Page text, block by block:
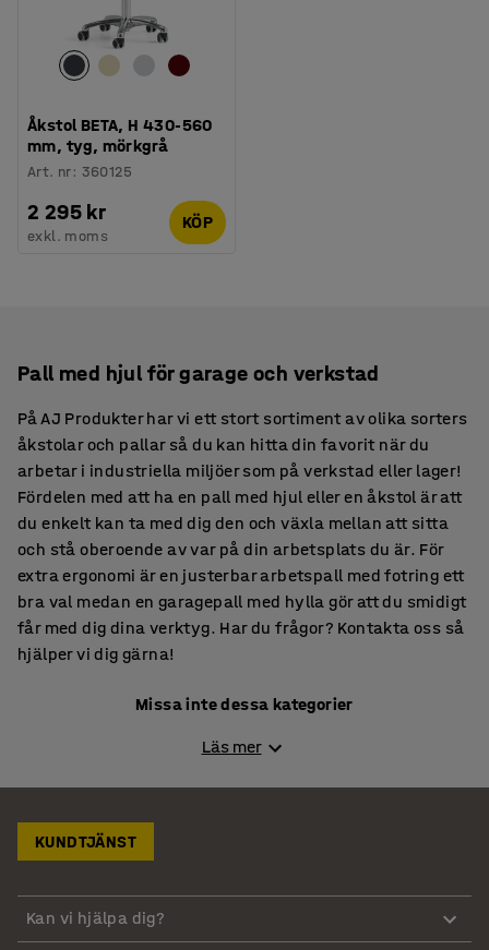
Åkstol BETA, H 430-560
mm, tyg, mörkgrå
Art. nr: 360125
2 295 kr
exkl. moms
KÖP
Pall med hjul för garage och verkstad
På AJ Produkter har vi ett stort sortiment av olika sorters
åkstolar och pallar så du kan hitta din favorit när du
arbetar i industriella miljöer som på verkstad eller lager!
Fördelen med att ha en pall med hjul eller en åkstol är att
du enkelt kan ta med dig den och växla mellan att sitta
och stå oberoende av var på din arbetsplats du är. För
extra ergonomi är en justerbar arbetspall med fotring ett
bra val medan en garagepall med hylla gör att du smidigt
får med dig dina verktyg. Har du frågor? Kontakta oss så
hjälper vi dig gärna!
Missa inte dessa kategorier
Golvskydd
Sadelstolar
Läs mer
KUNDTJÄNST
Kan vi hjälpa dig?